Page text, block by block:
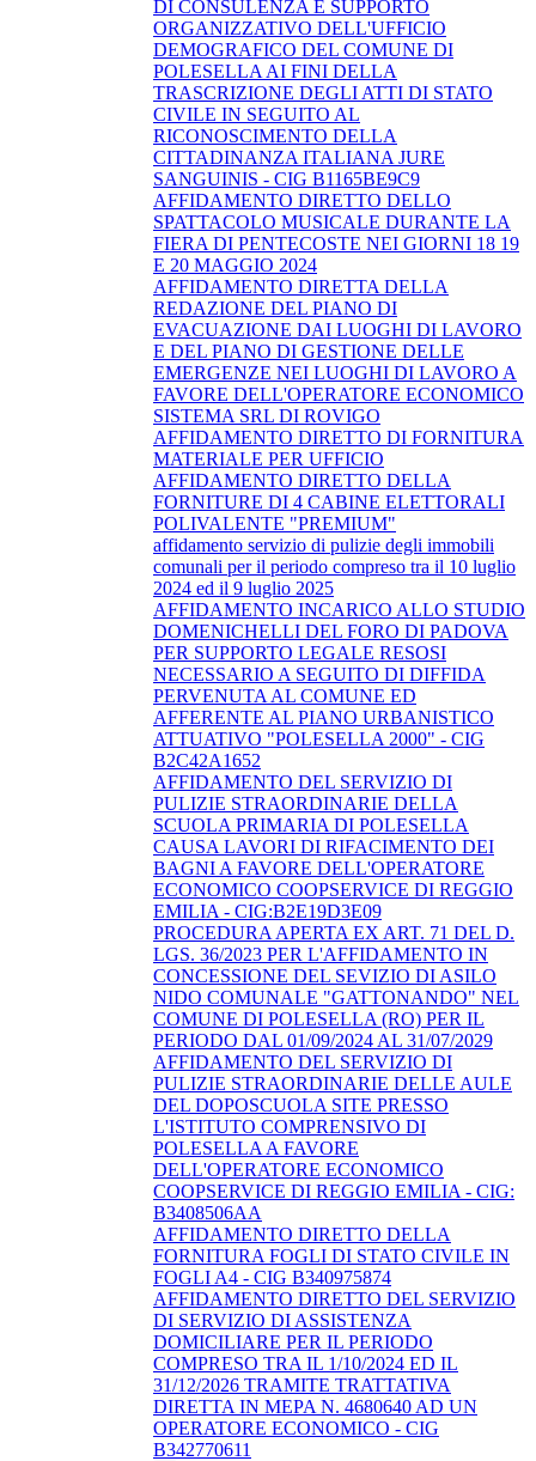
DI CONSULENZA E SUPPORTO
ORGANIZZATIVO DELL'UFFICIO
DEMOGRAFICO DEL COMUNE DI
POLESELLA AI FINI DELLA
TRASCRIZIONE DEGLI ATTI DI STATO
CIVILE IN SEGUITO AL
RICONOSCIMENTO DELLA
CITTADINANZA ITALIANA JURE
SANGUINIS - CIG B1165BE9C9
AFFIDAMENTO DIRETTO DELLO
SPATTACOLO MUSICALE DURANTE LA
FIERA DI PENTECOSTE NEI GIORNI 18 19
E 20 MAGGIO 2024
AFFIDAMENTO DIRETTA DELLA
REDAZIONE DEL PIANO DI
EVACUAZIONE DAI LUOGHI DI LAVORO
E DEL PIANO DI GESTIONE DELLE
EMERGENZE NEI LUOGHI DI LAVORO A
FAVORE DELL'OPERATORE ECONOMICO
SISTEMA SRL DI ROVIGO
AFFIDAMENTO DIRETTO DI FORNITURA
MATERIALE PER UFFICIO
AFFIDAMENTO DIRETTO DELLA
FORNITURE DI 4 CABINE ELETTORALI
POLIVALENTE "PREMIUM"
affidamento servizio di pulizie degli immobili
comunali per il periodo compreso tra il 10 luglio
2024 ed il 9 luglio 2025
AFFIDAMENTO INCARICO ALLO STUDIO
DOMENICHELLI DEL FORO DI PADOVA
PER SUPPORTO LEGALE RESOSI
NECESSARIO A SEGUITO DI DIFFIDA
PERVENUTA AL COMUNE ED
AFFERENTE AL PIANO URBANISTICO
ATTUATIVO "POLESELLA 2000" - CIG
B2C42A1652
AFFIDAMENTO DEL SERVIZIO DI
PULIZIE STRAORDINARIE DELLA
SCUOLA PRIMARIA DI POLESELLA
CAUSA LAVORI DI RIFACIMENTO DEI
BAGNI A FAVORE DELL'OPERATORE
ECONOMICO COOPSERVICE DI REGGIO
EMILIA - CIG:B2E19D3E09
PROCEDURA APERTA EX ART. 71 DEL D.
LGS. 36/2023 PER L'AFFIDAMENTO IN
CONCESSIONE DEL SEVIZIO DI ASILO
NIDO COMUNALE "GATTONANDO" NEL
COMUNE DI POLESELLA (RO) PER IL
PERIODO DAL 01/09/2024 AL 31/07/2029
AFFIDAMENTO DEL SERVIZIO DI
PULIZIE STRAORDINARIE DELLE AULE
DEL DOPOSCUOLA SITE PRESSO
L'ISTITUTO COMPRENSIVO DI
POLESELLA A FAVORE
DELL'OPERATORE ECONOMICO
COOPSERVICE DI REGGIO EMILIA - CIG:
B3408506AA
AFFIDAMENTO DIRETTO DELLA
FORNITURA FOGLI DI STATO CIVILE IN
FOGLI A4 - CIG B340975874
AFFIDAMENTO DIRETTO DEL SERVIZIO
DI SERVIZIO DI ASSISTENZA
DOMICILIARE PER IL PERIODO
COMPRESO TRA IL 1/10/2024 ED IL
31/12/2026 TRAMITE TRATTATIVA
DIRETTA IN MEPA N. 4680640 AD UN
OPERATORE ECONOMICO - CIG
B342770611